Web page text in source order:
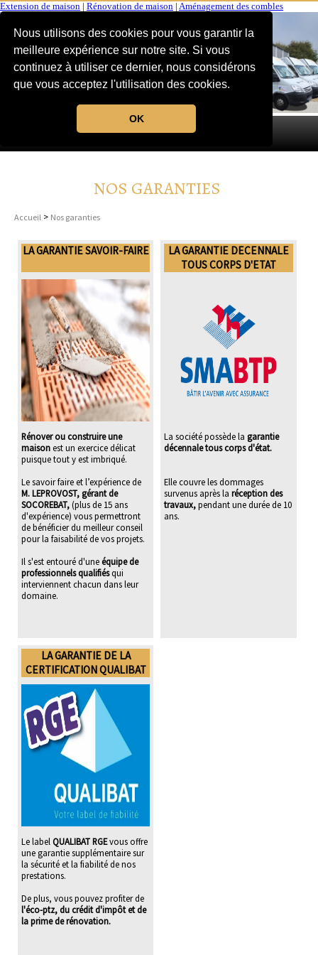
Nous utilisons des cookies pour vous garantir la
meilleure expérience sur notre site. Si vous
continuez à utiliser ce dernier, nous considérons
que vous acceptez l'utilisation des cookies.
OK
Extension de maison Rénovation de maison Aménagement des combles
MENU
NOS GARANTIES
Accueil > Nos garanties
LA GARANTIE SAVOIR-FAIRE
Rénover ou construire une
maisonest un exercice délicat
puisque tout y est imbriqué.
Le savoir faire et l’expérience de
M. LEPROVOST, gérant de
SOCOREBAT,(plus de 15 ans
d'expérience) vous permettront
de bénéficier du meilleur conseil
pour la faisabilité de vos projets.
Il s'est entouré d'uneéquipe de
professionnels qualifiésqui
interviennent chacun dans leur
domaine.
LA GARANTIE DECENNALE
TOUS CORPS D'ETAT
La société possède la garantie
décennale tous corps d'état.
Elle couvre les dommages
survenus après laréception des
travaux,pendant une durée de 10
ans.
LA GARANTIE DE LA
CERTIFICATION QUALIBAT
Le label QUALIBAT RGEvous offre
une garantie supplémentaire sur
la sécurité et la fiabilité de nos
prestations.
De plus, vous pouvez profiter de
l'éco-ptz, du crédit d'impôt et de
la prime de rénovation.